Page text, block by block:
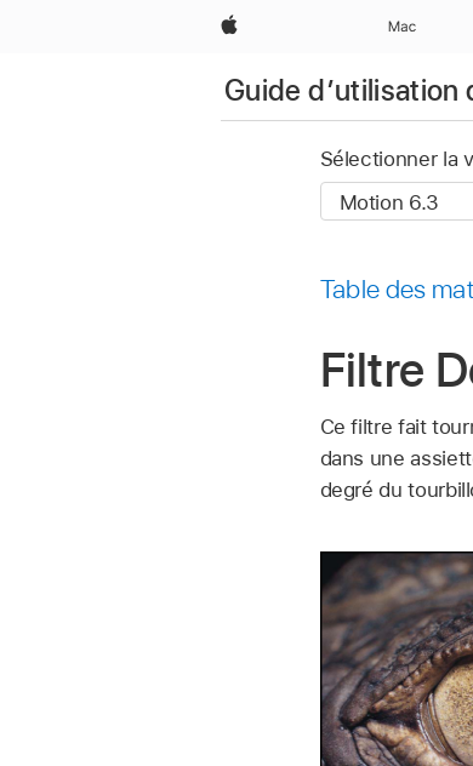
Apple Mac
Guide d’utilisation
Sélectionner la
Table des
Filtre
Ce filtre fait
dans une
degré du